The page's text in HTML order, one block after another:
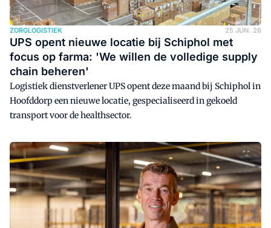
ZORGLOGISTIEK 25 JUN. 26
UPS opent nieuwe locatie bij Schiphol met
focus op farma: 'We willen de volledige supply
chain beheren'
Logistiek dienstverlener UPS opent deze maand bij Schiphol in
Hoofddorp een nieuwe locatie, gespecialiseerd in gekoeld
transport voor de healthsector.